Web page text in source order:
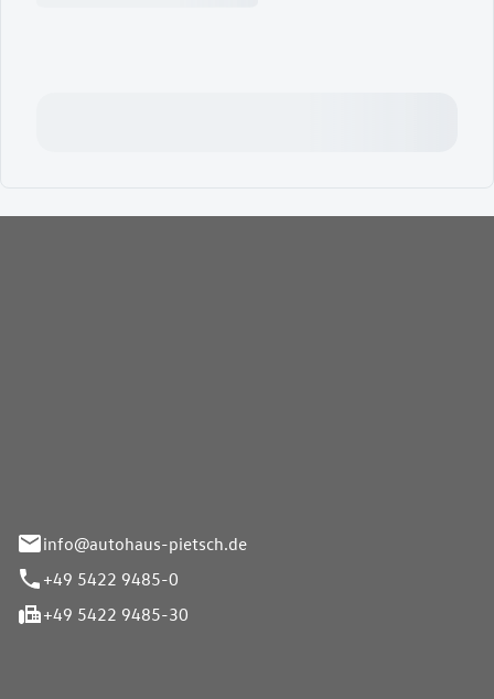
info@autohaus-pietsch.de
+49 5422 9485-0
+49 5422 9485-30